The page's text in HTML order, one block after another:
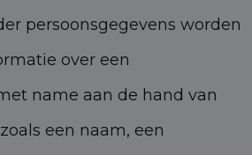
persoonsgegevens worden
over een
name aan de hand van
een naam, een